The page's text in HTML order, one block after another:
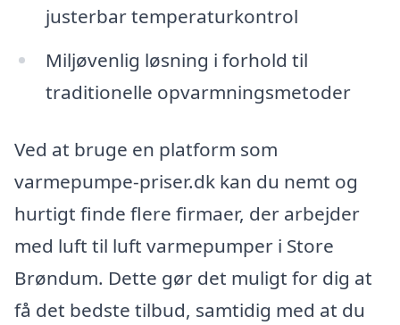
justerbar temperaturkontrol
Miljøvenlig løsning i forhold til
traditionelle opvarmningsmetoder
Ved at bruge en platform som
varmepumpe-priser.dk kan du nemt og
hurtigt finde flere firmaer, der arbejder
med luft til luft varmepumper i Store
Brøndum. Dette gør det muligt for dig at
få det bedste tilbud, samtidig med at du